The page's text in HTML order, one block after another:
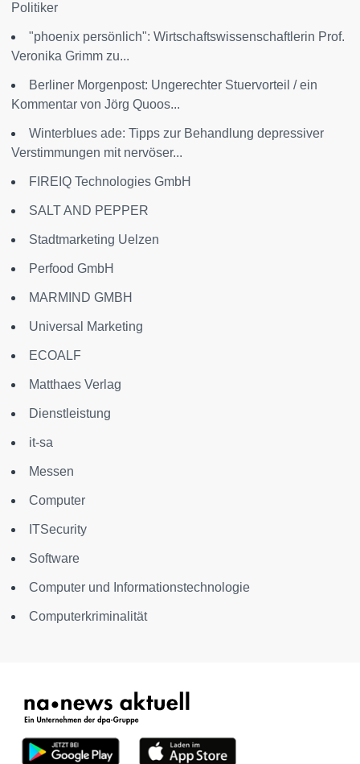
Politiker
"phoenix persönlich": Wirtschaftswissenschaftlerin Prof.
Veronika Grimm zu...
Berliner Morgenpost: Ungerechter Stuervorteil / ein
Kommentar von Jörg Quoos...
Winterblues ade: Tipps zur Behandlung depressiver
Verstimmungen mit nervöser...
FIREIQ Technologies GmbH
SALT AND PEPPER
Stadtmarketing Uelzen
Perfood GmbH
MARMIND GMBH
Universal Marketing
ECOALF
Matthaes Verlag
Dienstleistung
it-sa
Messen
Computer
ITSecurity
Software
Computer und Informationstechnologie
Computerkriminalität